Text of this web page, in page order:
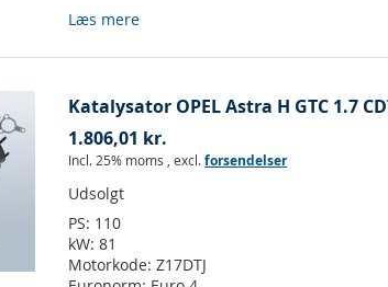
Læs mere
Katalysator OPEL Astra H GTC 1.7
1.806,01 kr.
Incl. 25% moms ,excl.forsendelser
Udsolgt
PS: 110
kW:81
Motorkode:Z17DTJ